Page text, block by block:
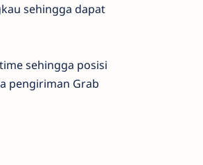
sehingga dapat
sehingga posisi
pengiriman Grab